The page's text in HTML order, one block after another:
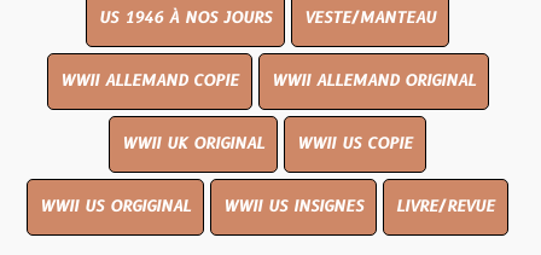
US 1946 À NOS JOURS VESTE/MANTEAU
WWII ALLEMAND COPIE WWII ALLEMAND ORIGINAL
WWII UK ORIGINAL WWII US COPIE
WWII US ORGIGINAL WWII US INSIGNES LIVRE/REVUE